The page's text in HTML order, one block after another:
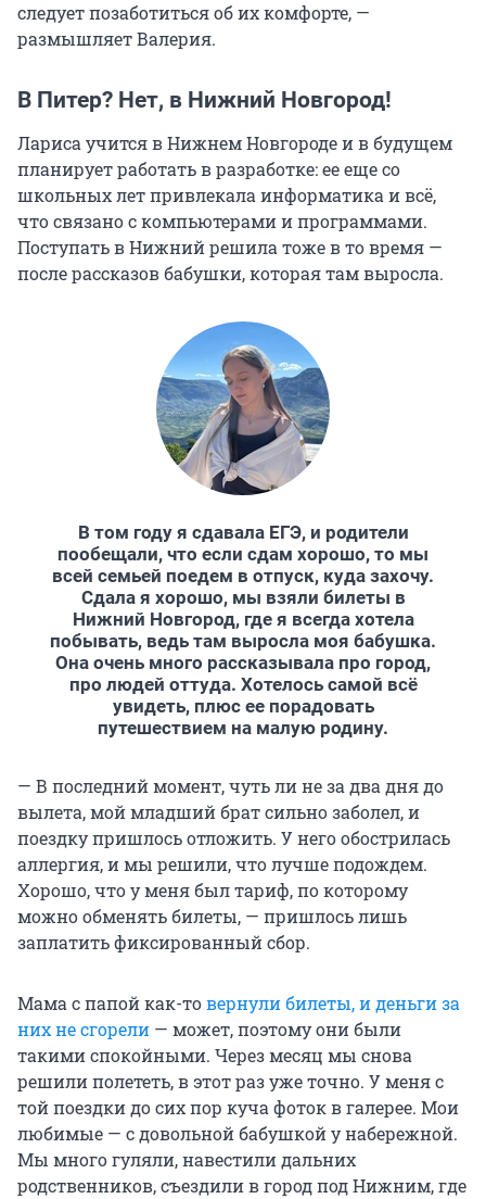
следует позаботиться об их комфорте, —
размышляет Валерия.
В Питер? Нет, в Нижний Новгород!
Лариса учится в Нижнем Новгороде и в будущем
планирует работать в разработке: ее еще со
школьных лет привлекала информатика и всё,
что связано с компьютерами и программами.
Поступать в Нижний решила тоже в то время —
после рассказов бабушки, которая там выросла.
В том году я сдавала ЕГЭ, и родители
пообещали, что если сдам хорошо, то мы
всей семьей поедем в отпуск, куда захочу.
Сдала я хорошо, мы взяли билеты в
Нижний Новгород, где я всегда хотела
побывать, ведь там выросла моя бабушка.
Она очень много рассказывала про город,
про людей оттуда. Хотелось самой всё
увидеть, плюс ее порадовать
путешествием на малую родину.
— В последний момент, чуть ли не за два дня до
вылета, мой младший брат сильно заболел, и
поездку пришлось отложить. У него обострилась
аллергия, и мы решили, что лучше подождем.
Хорошо, что у меня был тариф, по которому
можно обменять билеты, — пришлось лишь
заплатить фиксированный сбор.
Мама с папой как-товернули билеты, и деньги за
них не сгорели — может, поэтому они были
такими спокойными. Через месяц мы снова
решили полететь, в этот раз уже точно. У меня с
той поездки до сих пор куча фоток в галерее. Мои
любимые — с довольной бабушкой у набережной.
Мы много гуляли, навестили дальних
родственников, съездили в город под Нижним, где